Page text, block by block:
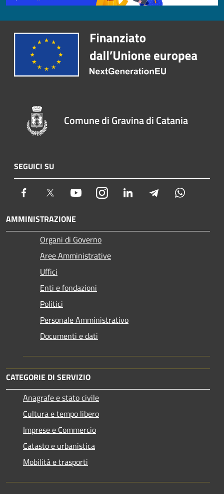
Comune di Gravina di Catania
SEGUICI SU
Facebook Twitter YoutubeInstagram LinkedIn Telegram
AMMINISTRAZIONE
Organi di Governo
Aree Amministrative
Uffici
Enti e fondazioni
Politici
Personale Amministrativo
Documenti e dati
CATEGORIE DI SERVIZIO
Anagrafe e stato civile
Cultura e tempo libero
Imprese e Commercio
Catasto e urbanistica
Mobilità e trasporti